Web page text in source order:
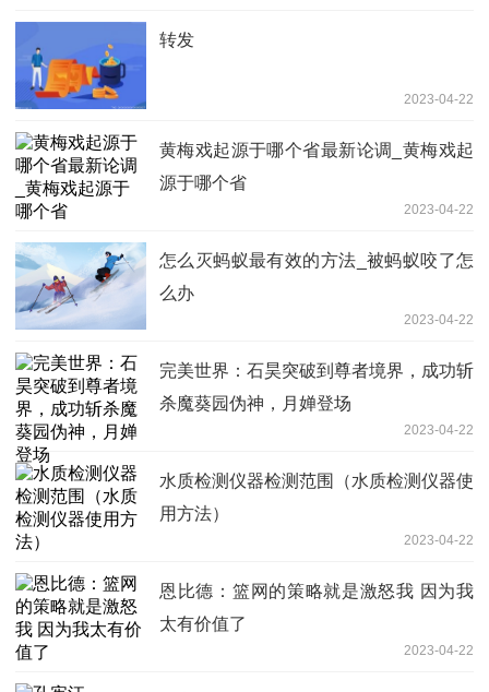
转发
2023-04-22
黄梅戏起源于哪个省最新论调_黄梅戏起
源于哪个省
2023-04-22
怎么灭蚂蚁最有效的方法_被蚂蚁咬了怎
么办
2023-04-22
完美世界：石昊突破到尊者境界，成功斩
杀魔葵园伪神，月婵登场
2023-04-22
水质检测仪器检测范围（水质检测仪器使
用方法）
2023-04-22
恩比德：篮网的策略就是激怒我 因为我
太有价值了
2023-04-22